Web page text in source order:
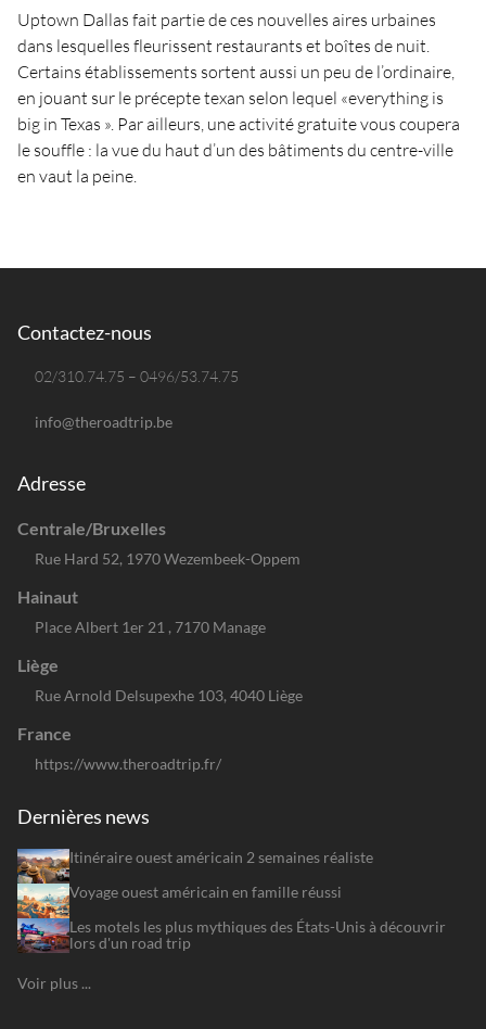
Uptown Dallas fait partie de ces nouvelles aires urbaines
dans lesquelles fleurissent restaurants et boîtes de nuit.
Certains établissements sortent aussi un peu de l’ordinaire,
en jouant sur le précepte texan selon lequel «everything is
big in Texas ». Par ailleurs, une activité gratuite vous coupera
le souffle : la vue du haut d’un des bâtiments du centre-ville
en vaut la peine.
Contactez-nous
02/310.74.75 – 0496/53.74.75
info@theroadtrip.be
Adresse
Centrale/Bruxelles
Rue Hard 52, 1970 Wezembeek-Oppem
Hainaut
Place Albert 1er 21 , 7170 Manage
Liège
Rue Arnold Delsupexhe 103, 4040 Liège
France
https://www.theroadtrip.fr/
Dernières news
Itinéraire ouest américain 2 semaines réaliste
Voyage ouest américain en famille réussi
Les motels les plus mythiques des États-Unis à découvrir
lors d'un road trip
Voir plus ...